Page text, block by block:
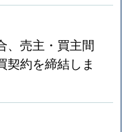
、売主・買主間
契約を締結しま